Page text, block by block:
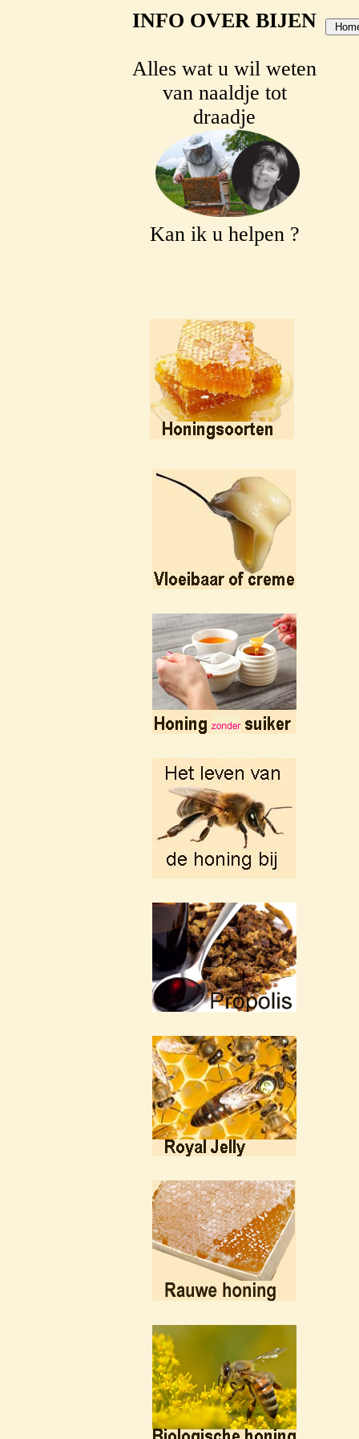
INFO OVER BIJEN
Alles wat u wil weten
van naaldje tot
draadje
Kan ik u helpen ?